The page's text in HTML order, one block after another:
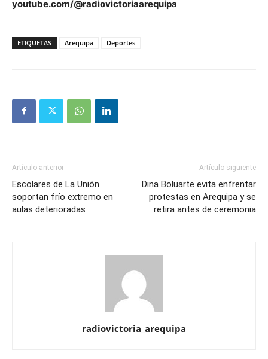
youtube.com/@radiovictoriaarequipa
ETIQUETAS Arequipa Deportes
Artículo anterior
Escolares de La Unión
soportan frío extremo en
aulas deterioradas
Artículo siguiente
Dina Boluarte evita enfrentar
protestas en Arequipa y se
retira antes de ceremonia
radiovictoria_arequipa